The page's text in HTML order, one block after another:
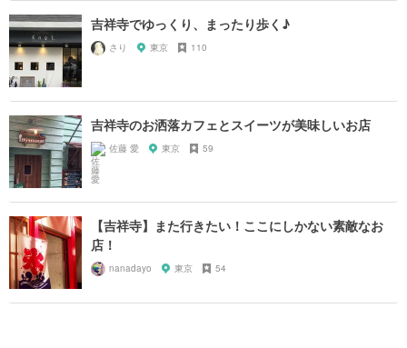
吉祥寺でゆっくり、まったり歩く♪
さり 東京 110
吉祥寺のお洒落カフェとスイーツが美味しいお店
佐藤 愛 東京 59
【吉祥寺】また行きたい！ここにしかない素敵なお
店！
nanadayo 東京 54